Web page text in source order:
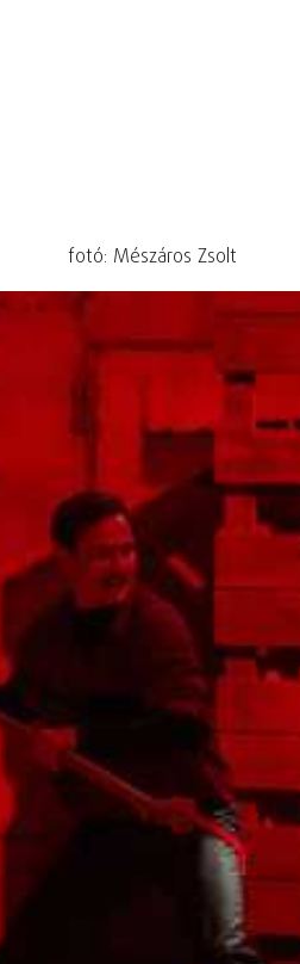
fotó: Mészáros Zsolt